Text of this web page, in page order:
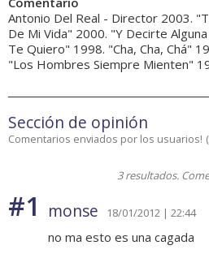
Antonio Del Real - Director 2003.
De Mi Vida" 2000. "Y Decirte
Te Quiero" 1998. "Cha, Cha, Chá"
"Los Hombres Siempre Mienten"
Sección de opinión
Comentarios enviados por los usuarios! (
3 resultados.
#1 monse 18/01/2012 | 22:44
no ma esto es una cagada